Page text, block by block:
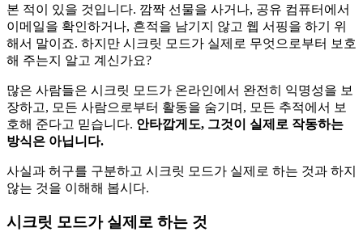
본 적이 있을 것입니다. 깜짝 선물을 사거나, 공유 컴퓨터에서
이메일을 확인하거나, 흔적을 남기지 않고 웹 서핑을 하기 위
해서 말이죠. 하지만 시크릿 모드가 실제로 무엇으로부터 보호
해 주는지 알고 계신가요?
많은 사람들은 시크릿 모드가 온라인에서 완전히 익명성을 보
장하고, 모든 사람으로부터 활동을 숨기며, 모든 추적에서 보
호해 준다고 믿습니다. 안타깝게도, 그것이 실제로 작동하는
방식은 아닙니다.
사실과 허구를 구분하고 시크릿 모드가 실제로 하는 것과 하지
않는 것을 이해해 봅시다.
시크릿 모드가 실제로 하는 것